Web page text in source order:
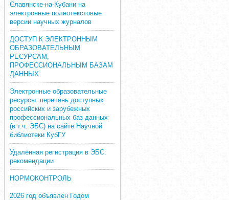
Славянске-на-Кубани на
электронные полнотекстовые
версии научных журналов
ДОСТУП К ЭЛЕКТРОННЫМ
ОБРАЗОВАТЕЛЬНЫМ
РЕСУРСАМ,
ПРОФЕССИОНАЛЬНЫМ БАЗАМ
ДАННЫХ
Электронные образовательные
ресурсы: перечень доступных
российских и зарубежных
профессиональных баз данных
(в т.ч. ЭБС) на сайте Научной
библиотеки КубГУ
Удалённая регистрация в ЭБС:
рекомендации
НОРМОКОНТРОЛЬ
2026 год объявлен Годом